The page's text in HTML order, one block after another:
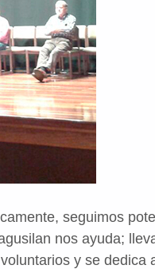
seguimos
nos ayuda;
y se dedica